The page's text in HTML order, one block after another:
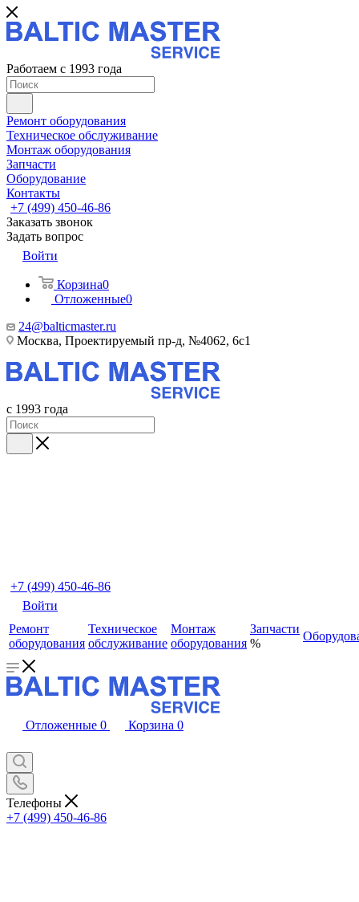
Работаем с 1993 года
Ремонт оборудования
Техническое обслуживание
Монтаж оборудования
Запчасти
Оборудование
Контакты
+7 (499) 450-46-86
Заказать звонок
Задать вопрос
Войти
Корзина0
Отложенные0
24@balticmaster.ru
Москва, Проектируемый пр-д, №4062, 6с1
с 1993 года
+7 (499) 450-46-86
Войти
Ремонт
оборудования
Техническое
обслуживание
Монтаж
оборудования
Запчасти
%
Отложенные 0 Корзина 0
Телефоны
+7 (499) 450-46-86